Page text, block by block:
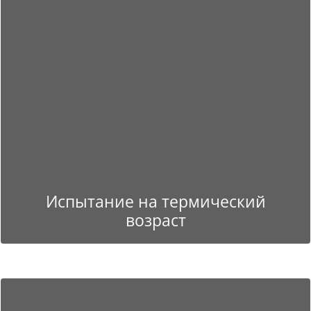
Испытание на термический
возраст